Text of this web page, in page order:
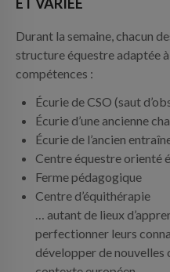
Durant la semaine, chacun
structure équestre adaptée
compétences :
Écurie de CSO (saut
Écurie d’une ancienne
Écurie de l’ancien
Centre équestre orienté
Ferme pédagogique
Centre d’équithérapie
… autant de lieux
perfectionner leurs
développer de nouvelles